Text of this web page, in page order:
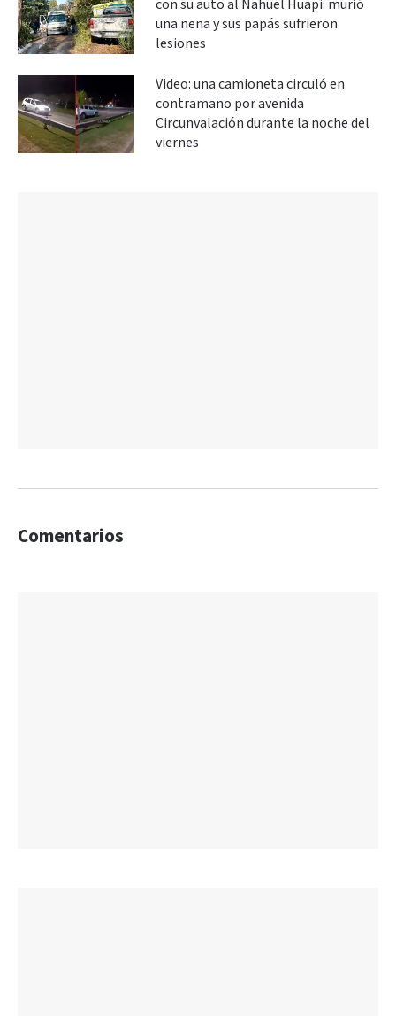
con su auto al Nahuel Huapi: murió
una nena y sus papás sufrieron
lesiones
Video: una camioneta circuló en
contramano por avenida
Circunvalación durante la noche del
viernes
Comentarios